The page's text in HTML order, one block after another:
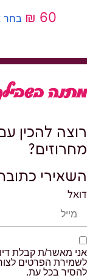
₪ 60 בחר
מתנה
רוצה להכין
מחרוזים?
השאירי
דואל
אני מאשר/ת קבלת
לשמירת הפרטים
להסיר בכל עת.